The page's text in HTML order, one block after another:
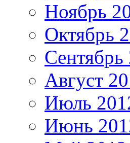
Ноябрь
Октябрь
Сентябрь
Август
Июль
Июнь